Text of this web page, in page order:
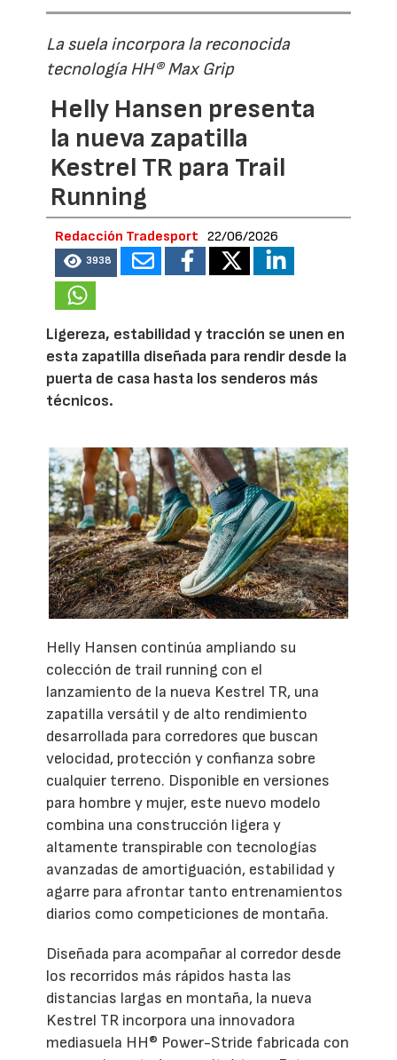
La suela incorpora la reconocida
tecnología HH® Max Grip
Helly Hansen presenta
la nueva zapatilla
Kestrel TR para Trail
Running
Redacción Tradesport 22/06/2026
3938
Ligereza, estabilidad y tracción se unen en
esta zapatilla diseñada para rendir desde la
puerta de casa hasta los senderos más
técnicos.
Helly Hansen continúa ampliando su
colección de trail running con el
lanzamiento de la nueva Kestrel TR, una
zapatilla versátil y de alto rendimiento
desarrollada para corredores que buscan
velocidad, protección y confianza sobre
cualquier terreno. Disponible en versiones
para hombre y mujer, este nuevo modelo
combina una construcción ligera y
altamente transpirable con tecnologías
avanzadas de amortiguación, estabilidad y
agarre para afrontar tanto entrenamientos
diarios como competiciones de montaña.
Diseñada para acompañar al corredor desde
los recorridos más rápidos hasta las
distancias largas en montaña, la nueva
Kestrel TR incorpora una innovadora
mediasuela HH® Power-Stride fabricada con